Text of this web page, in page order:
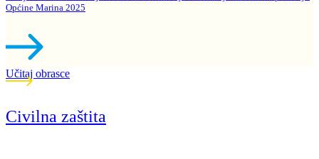
Općine Marina 2025
Učitaj obrasce
Civilna zaštita